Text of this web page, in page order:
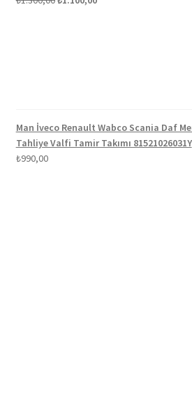
Man İveco Renault Wabco Scania Daf
Tahliye Valfi Tamir Takımı 81521026031Y
₺990,00